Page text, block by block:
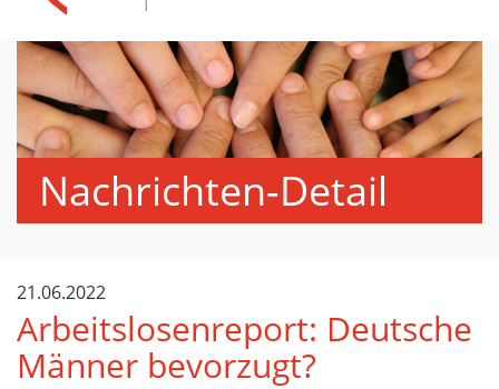
Nachrichten-Detail
21.06.2022
Arbeitslosenreport: Deutsche
Männer bevorzugt?